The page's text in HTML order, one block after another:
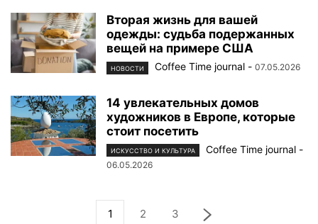
Вторая жизнь для вашей
одежды: судьба подержанных
вещей на примере США
НОВОСТИ Coffee Time journal - 07.05.2026
14 увлекательных домов
художников в Европе, которые
стоит посетить
ИСКУССТВО И КУЛЬТУРА Coffee Time journal -
06.05.2026
1 2 3